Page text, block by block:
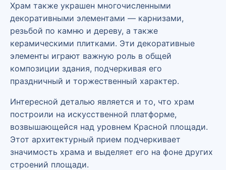
Храм также украшен многочисленными
декоративными элементами — карнизами,
резьбой по камню и дереву, а также
керамическими плитками. Эти декоративные
элементы играют важную роль в общей
композиции здания, подчеркивая его
праздничный и торжественный характер.
Интересной деталью является и то, что храм
построили на искусственной платформе,
возвышающейся над уровнем Красной площади.
Этот архитектурный прием подчеркивает
значимость храма и выделяет его на фоне других
строений площади.